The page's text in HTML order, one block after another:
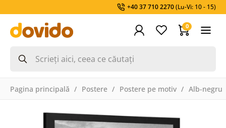
+40 37 710 2270(Lu-Vi: 10 - 15)
0
Pagina principală Postere Postere pe motiv Alb-negru